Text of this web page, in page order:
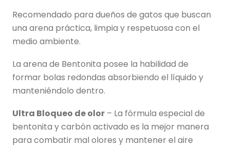
Recomendado para dueños de gatos que buscan
una arena práctica, limpia y respetuosa con el
medio ambiente.
La arena de Bentonita posee la habilidad de
formar bolas redondas absorbiendo el líquido y
manteniéndolo dentro.
Ultra Bloqueo de olor – La fórmula especial de
bentonita y carbón activado es la mejor manera
para combatir mal olores y mantener el aire